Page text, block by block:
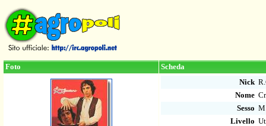
Foto Scheda
Nick
Nome
Sesso M
Livello